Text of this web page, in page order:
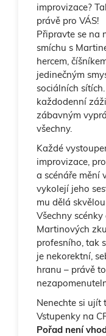
improvizace?
právě pro VÁS!
Připravte se na
smíchu s
hercem,
jedinečným
sociálních
každodenní
zábavným
všechny.
Každé
improvizace,
a scénáře mění
vykolejí jeho
mu dělá
Všechny
Martinových
profesního, tak
je nekorektní,
hranu – právě
Nenechte si ujít
Vstupenky na
Pořad není